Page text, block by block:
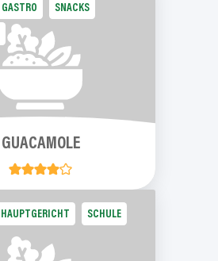
GASTRO SNACKS
GUACAMOLE
HAUPTGERICHT SCHULE